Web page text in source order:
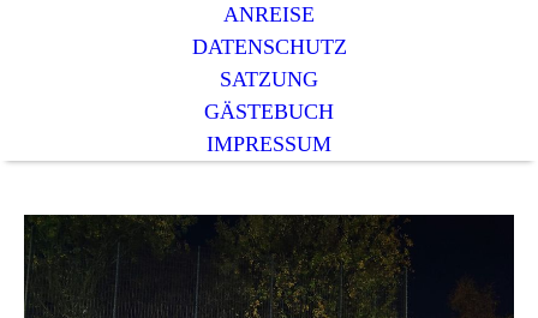
ANREISE
DATENSCHUTZ
SATZUNG
GÄSTEBUCH
IMPRESSUM